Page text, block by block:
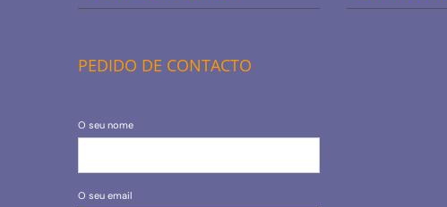
PEDIDO DE CONTACTO
O seu nome
O seu email